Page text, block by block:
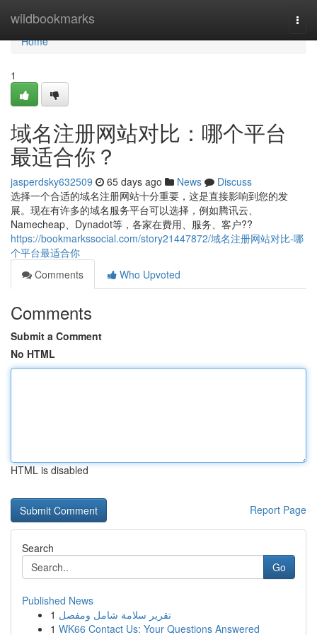
wildbookmarks
Home
Home
1
域名注册网站对比：哪个平台
最适合你？
jasperdsky632509 65 days ago News
Discuss
选择一个合适的域名注册网站十分重要，这是直接影响到您的发
展。现在有许多的域名服务平台可以选择，例如腾讯云、
Namecheap、Dynadot等，各家在费用、服务、客户??
https://bookmarkssocial.com/story21447872/域名注册网站对比-哪
个平台最适合你
Comments
Who Upvoted
Comments
Submit a Comment
No HTML
HTML is disabled
Report Page
Search
Go
Published News
1 تقرير سلامة شامل ومفصل
1 WK66 Contact Us: Your Questions Answered